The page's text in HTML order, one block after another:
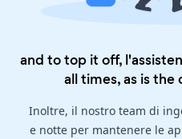
and to top it off,
all times, as is the
Inoltre, il nostro team di
e notte per mantenere le